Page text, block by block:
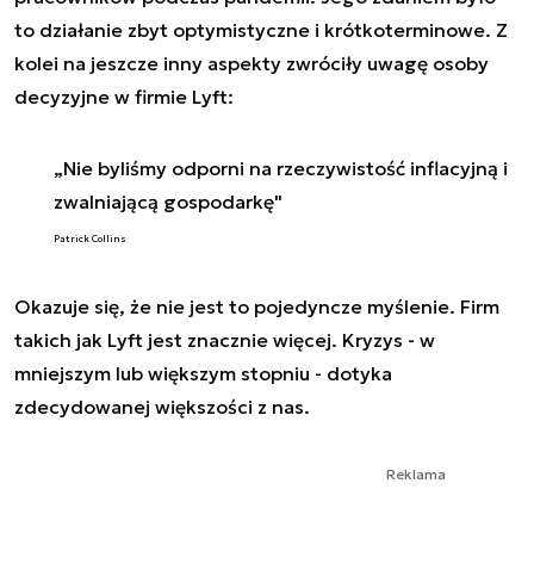
to działanie zbyt optymistyczne i krótkoterminowe. Z
kolei na jeszcze inny aspekty zwróciły uwagę osoby
decyzyjne w firmie Lyft:
„Nie byliśmy odporni na rzeczywistość inflacyjną i
zwalniającą gospodarkę"
Patrick Collins
Okazuje się, że nie jest to pojedyncze myślenie. Firm
takich jak Lyft jest znacznie więcej. Kryzys - w
mniejszym lub większym stopniu - dotyka
zdecydowanej większości z nas.
Reklama